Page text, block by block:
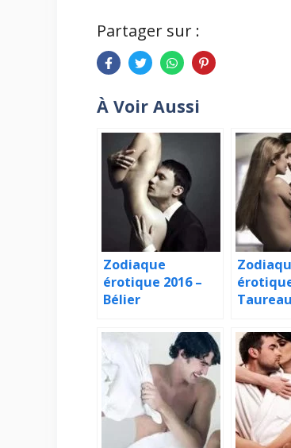
Partager sur :
À Voir Aussi
Zodiaque
érotique 2016 –
Bélier
Taureau